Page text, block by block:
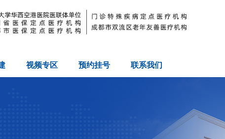
视频专区 预约挂号 联系我们